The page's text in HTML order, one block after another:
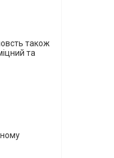
також
та